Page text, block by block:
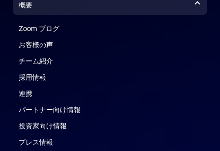
概要
Zoom ブログ
お客様の声
チーム紹介
採用情報
連携
パートナー向け情報
投資家向け情報
プレス情報